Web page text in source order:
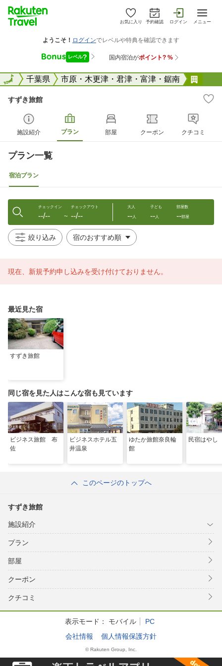
お気に入り 予約確認 ログイン メニュー
全国千葉県 市原・木更津・君津・富津・鋸南
全国
すずき旅館
施設紹介 プラン 部屋 クーポン クチコミ
プラン一覧
宿泊プラン
チェックイン
--/-- 〜
チェックアウト
--/--
大人
--人
子ども
--人
部屋数
--部屋
絞り込み
現在、新規予約申し込みを受け付けておりません。
最近見た宿
すずき旅館
同じ宿を見た人はこんな宿も見ています
ビジネス旅館 布
佐
ビジネスホテル五
井温泉
ゆたか旅館奈良輪
館
民宿はやし
このページのトップへ
すずき旅館
施設紹介
プラン
部屋
クーポン
クチコミ
表示モード： モバイル
PC
会社情報
個人情報保護方針
© Rakuten Group, Inc.